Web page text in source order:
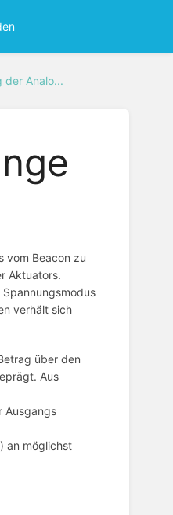
der Analo...
vom Beacon zu
Aktuators.
verhält sich
über den
Aus
Ausgangs
an möglichst